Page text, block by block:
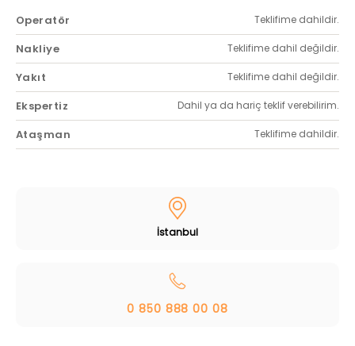
Operatör
Teklifime dahildir.
Nakliye Teklifime dahil değildir.
Yakıt Teklifime dahil değildir.
Ekspertiz Dahil ya da hariç teklif verebilirim.
Ataşman Teklifime dahildir.
İstanbul
0 850 888 00 08